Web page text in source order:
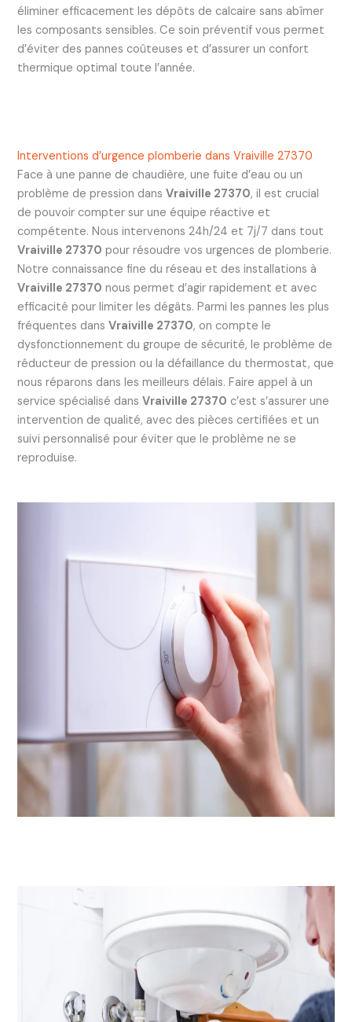
éliminer efficacement les dépôts de calcaire sans abîmer
les composants sensibles. Ce soin préventif vous permet
d’éviter des pannes coûteuses et d’assurer un confort
thermique optimal toute l’année.
Interventions d’urgence plomberie dans Vraiville 27370
Face à une panne de chaudière, une fuite d’eau ou un
problème de pression dans Vraiville 27370, il est crucial
de pouvoir compter sur une équipe réactive et
compétente. Nous intervenons 24h/24 et 7j/7 dans tout
Vraiville 27370 pour résoudre vos urgences de plomberie.
Notre connaissance fine du réseau et des installations à
Vraiville 27370 nous permet d’agir rapidement et avec
efficacité pour limiter les dégâts. Parmi les pannes les plus
fréquentes dans Vraiville 27370, on compte le
dysfonctionnement du groupe de sécurité, le problème de
réducteur de pression ou la défaillance du thermostat, que
nous réparons dans les meilleurs délais. Faire appel à un
service spécialisé dans Vraiville 27370 c’est s’assurer une
intervention de qualité, avec des pièces certifiées et un
suivi personnalisé pour éviter que le problème ne se
reproduise.